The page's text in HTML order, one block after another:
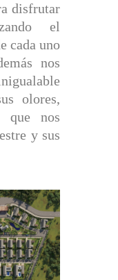
disfrutar
el
cada uno
nos
olores,
que nos
y sus